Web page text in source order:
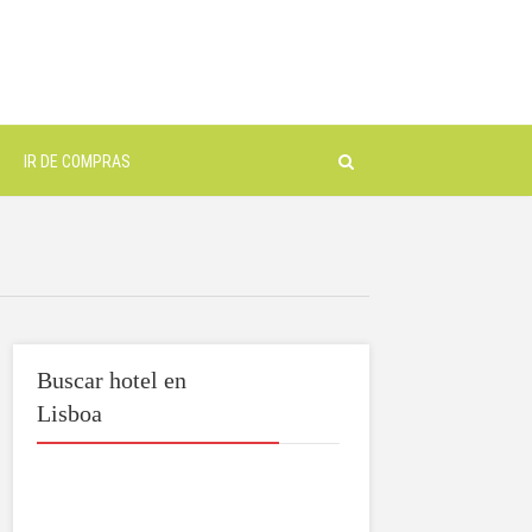
IR DE COMPRAS
Buscar hotel en
Lisboa